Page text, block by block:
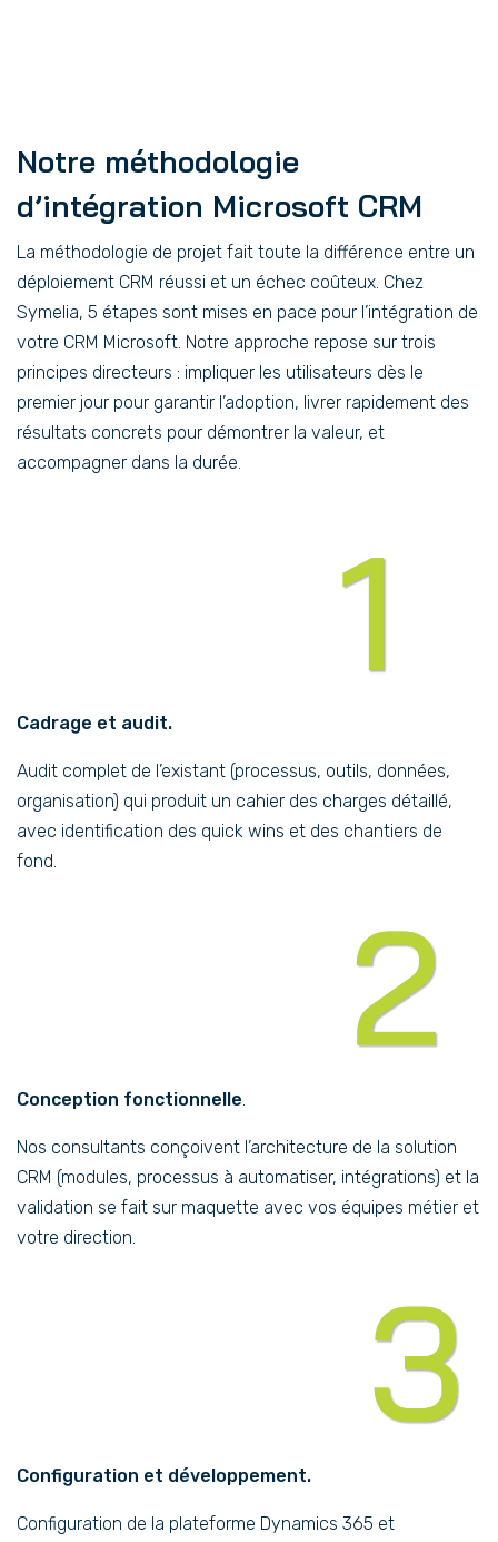
Notre méthodologie
d’intégration Microsoft CRM
La méthodologie de projet fait toute la différence entre un
déploiement CRM réussi et un échec coûteux. Chez
Symelia, 5 étapes sont mises en pace pour l’intégration de
votre CRM Microsoft. Notre approche repose sur trois
principes directeurs : impliquer les utilisateurs dès le
premier jour pour garantir l’adoption, livrer rapidement des
résultats concrets pour démontrer la valeur, et
accompagner dans la durée.
Cadrage et audit.
Audit complet de l’existant (processus, outils, données,
organisation) qui produit un cahier des charges détaillé,
avec identification des quick wins et des chantiers de
fond.
Conception fonctionnelle.
Nos consultants conçoivent l’architecture de la solution
CRM (modules, processus à automatiser, intégrations) et la
validation se fait sur maquette avec vos équipes métier et
votre direction.
Configuration et développement.
Configuration de la plateforme Dynamics 365 et